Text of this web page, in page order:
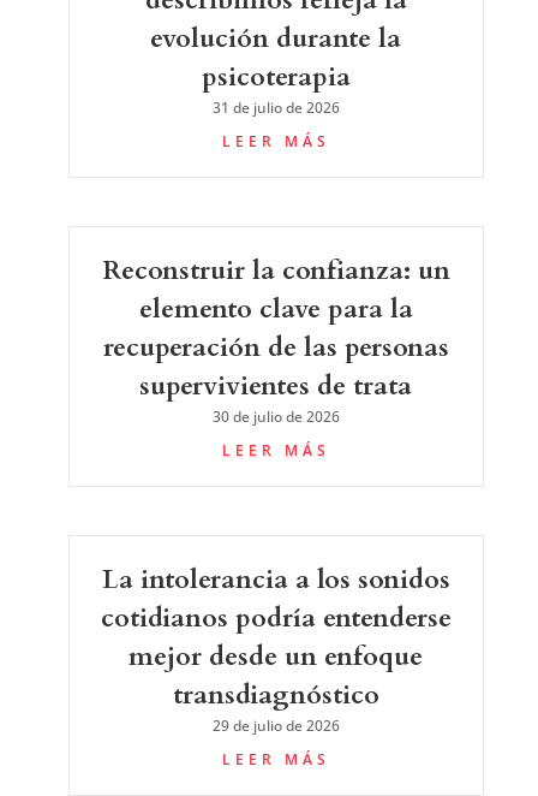
evolución durante la
psicoterapia
31 de julio de 2026
LEER MÁS
Reconstruir la confianza: un
elemento clave para la
recuperación de las personas
supervivientes de trata
30 de julio de 2026
LEER MÁS
La intolerancia a los sonidos
cotidianos podría entenderse
mejor desde un enfoque
transdiagnóstico
29 de julio de 2026
LEER MÁS